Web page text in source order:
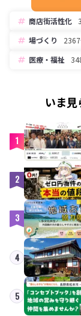
商店街活性化
場づくり
医療・福祉
いま
1
2
3
4
5